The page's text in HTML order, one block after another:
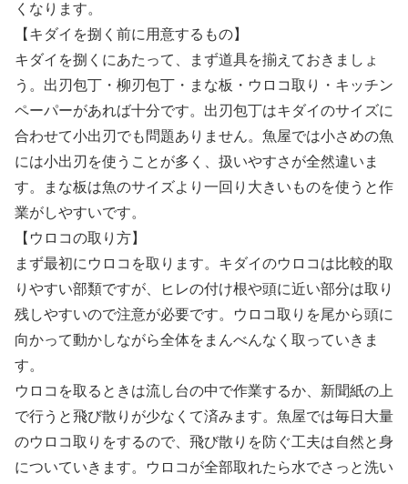
くなります。
【キダイを捌く前に用意するもの】
キダイを捌くにあたって、まず道具を揃えておきましょ
う。出刃包丁・柳刃包丁・まな板・ウロコ取り・キッチン
ペーパーがあれば十分です。出刃包丁はキダイのサイズに
合わせて小出刃でも問題ありません。魚屋では小さめの魚
には小出刃を使うことが多く、扱いやすさが全然違いま
す。まな板は魚のサイズより一回り大きいものを使うと作
業がしやすいです。
【ウロコの取り方】
まず最初にウロコを取ります。キダイのウロコは比較的取
りやすい部類ですが、ヒレの付け根や頭に近い部分は取り
残しやすいので注意が必要です。ウロコ取りを尾から頭に
向かって動かしながら全体をまんべんなく取っていきま
す。
ウロコを取るときは流し台の中で作業するか、新聞紙の上
で行うと飛び散りが少なくて済みます。魚屋では毎日大量
のウロコ取りをするので、飛び散りを防ぐ工夫は自然と身
についていきます。ウロコが全部取れたら水でさっと洗い